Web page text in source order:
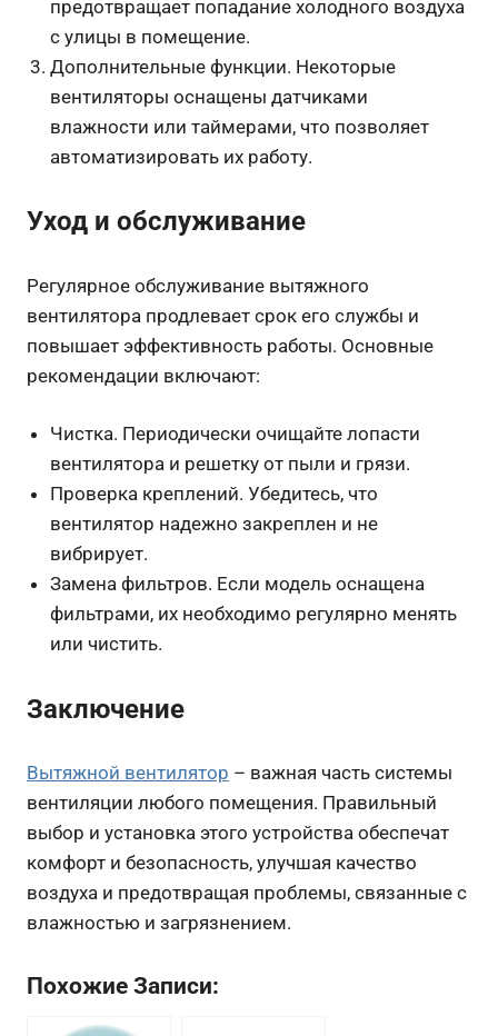
предотвращает попадание холодного воздуха
с улицы в помещение.
Дополнительные функции. Некоторые
вентиляторы оснащены датчиками
влажности или таймерами, что позволяет
автоматизировать их работу.
Уход и обслуживание
Регулярное обслуживание вытяжного
вентилятора продлевает срок его службы и
повышает эффективность работы. Основные
рекомендации включают:
Чистка. Периодически очищайте лопасти
вентилятора и решетку от пыли и грязи.
Проверка креплений. Убедитесь, что
вентилятор надежно закреплен и не
вибрирует.
Замена фильтров. Если модель оснащена
фильтрами, их необходимо регулярно менять
или чистить.
Заключение
Вытяжной вентилятор – важная часть системы
вентиляции любого помещения. Правильный
выбор и установка этого устройства обеспечат
комфорт и безопасность, улучшая качество
воздуха и предотвращая проблемы, связанные с
влажностью и загрязнением.
Похожие Записи: